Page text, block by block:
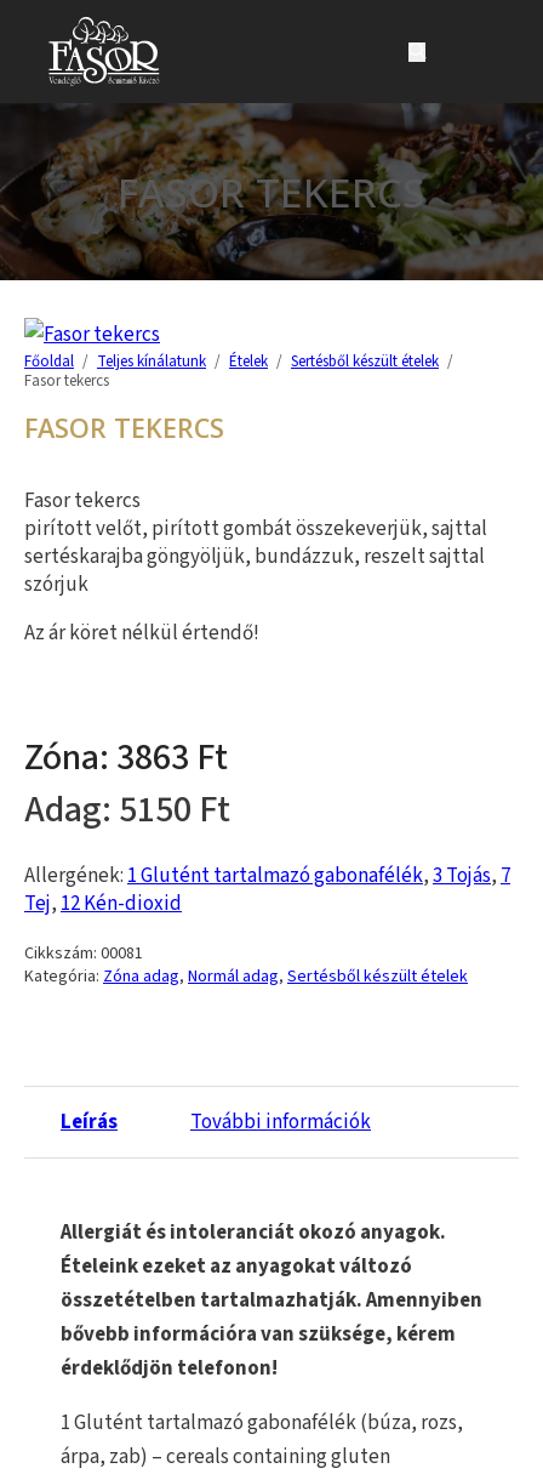
Ugrás a fő tartalomhoz
Ugrás a lábléchez
FASOR TEKERCS
Főoldal / Teljes kínálatunk / Ételek / Sertésből készült ételek /
Fasor tekercs
FASOR TEKERCS
Fasor tekercs
pirított velőt, pirított gombát összekeverjük, sajttal
sertéskarajba göngyöljük, bundázzuk, reszelt sajttal
szórjuk
Az ár köret nélkül értendő!
3863
5150
Allergének:1 Glutént tartalmazó gabonafélék,3 Tojás,7
Tej,12 Kén-dioxid
Cikkszám: 00081
Kategória: Zóna adag, Normál adag, Sertésből készült ételek
Leírás További információk
Allergiát és intoleranciát okozó anyagok.
Ételeink ezeket az anyagokat változó
összetételben tartalmazhatják. Amennyiben
bővebb információra van szüksége, kérem
érdeklődjön telefonon!
1 Glutént tartalmazó gabonafélék (búza, rozs,
árpa, zab) – cereals containing gluten